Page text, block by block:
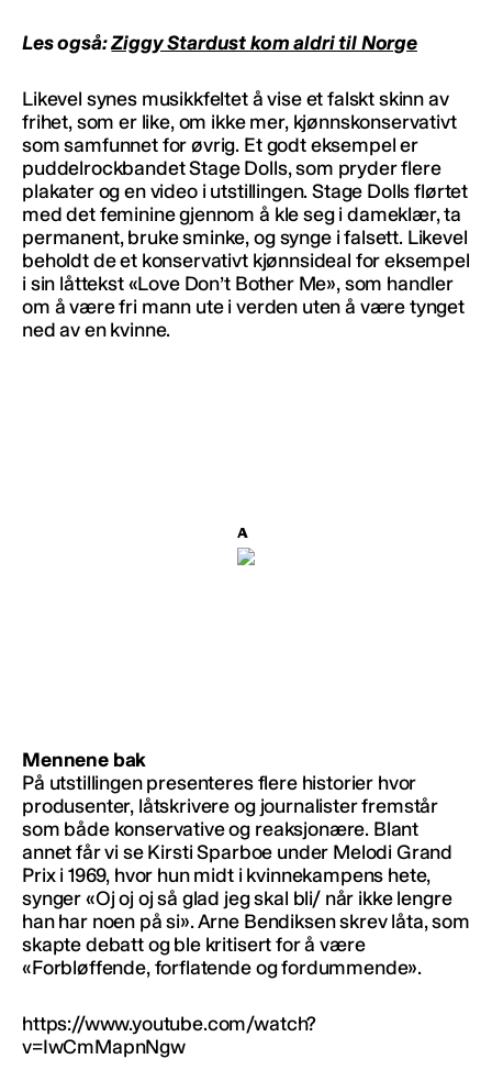
Les også:Ziggy Stardust kom aldri til Norge
Likevel synes musikkfeltet å vise et falskt skinn av
frihet, som er like, om ikke mer, kjønnskonservativt
som samfunnet for øvrig. Et godt eksempel er
puddelrockbandet Stage Dolls, som pryder flere
plakater og en video i utstillingen. Stage Dolls flørtet
med det feminine gjennom å kle seg i dameklær, ta
permanent, bruke sminke, og synge i falsett. Likevel
beholdt de et konservativt kjønnsideal for eksempel
i sin låttekst «Love Don’t Bother Me», som handler
om å være fri mann ute i verden uten å være tynget
ned av en kvinne.
Mennene bak
På utstillingen presenteres flere historier hvor
produsenter, låtskrivere og journalister fremstår
som både konservative og reaksjonære. Blant
annet får vi se Kirsti Sparboe under Melodi Grand
Prix i 1969, hvor hun midt i kvinnekampens hete,
synger «Oj oj oj så glad jeg skal bli/ når ikke lengre
han har noen på si». Arne Bendiksen skrev låta, som
skapte debatt og ble kritisert for å være
«Forbløffende, forflatende og fordummende».
https://www.youtube.com/watch?
v=IwCmMapnNgw